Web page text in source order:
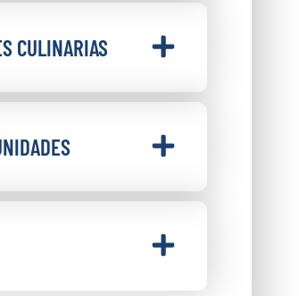
CULINARIAS